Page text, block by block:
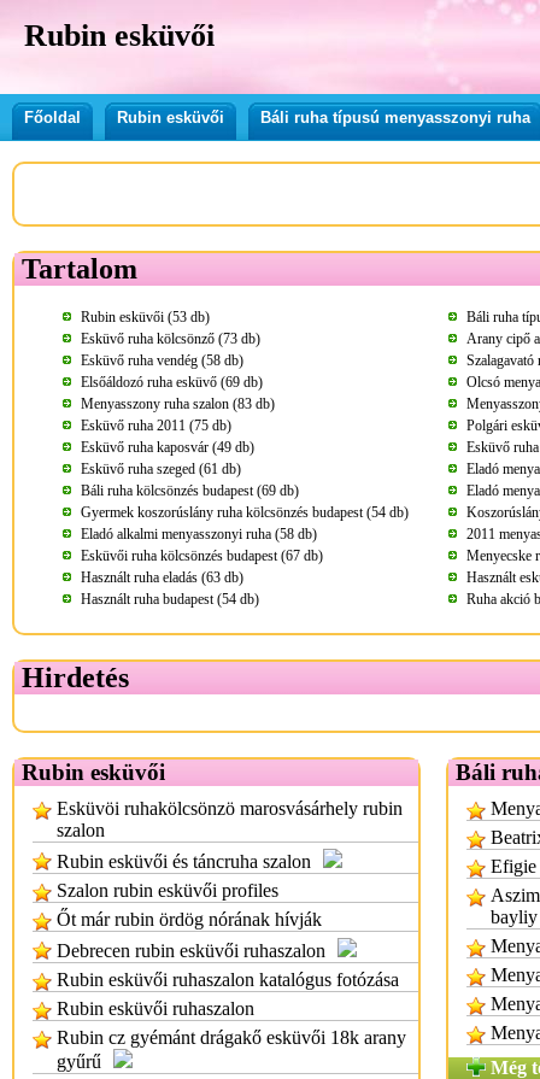
Rubin esküvői
Főoldal Rubin esküvői Báli ruha típusú menyasszonyi ruha
Tartalom
Rubin esküvői (53 db)
Báli ruha
Esküvő ruha kölcsönző (73 db)
Arany cipő
Esküvő ruha vendég (58 db)
Szalagavató
Elsőáldozó ruha esküvő (69 db)
Olcsó
Menyasszony ruha szalon (83 db)
Esküvő ruha 2011 (75 db)
Polgári
Esküvő ruha kaposvár (49 db)
Esküvő
Esküvő ruha szeged (61 db)
Eladó
Báli ruha kölcsönzés budapest (69 db)
Eladó
Gyermek koszorúslány ruha kölcsönzés budapest (54 db)
Eladó alkalmi menyasszonyi ruha (58 db)
2011
Esküvői ruha kölcsönzés budapest (67 db)
Menyecske
Használt ruha eladás (63 db)
Használt
Használt ruha budapest (54 db)
Ruha akció
Hirdetés
Rubin esküvői
Esküvöi ruhakölcsönzö marosvásárhely rubin
szalon
Rubin esküvői és táncruha szalon
Szalon rubin esküvői profiles
Őt már rubin ördög nórának hívják
Debrecen rubin esküvői ruhaszalon
Rubin esküvői ruhaszalon katalógus fotózása
Rubin esküvői ruhaszalon
Rubin cz gyémánt drágakő esküvői 18k arany
gyűrű
Báli
Efigie
bayliy
Még